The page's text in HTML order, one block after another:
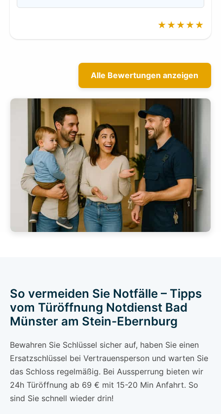
★★★★★
Alle Bewertungen anzeigen
So vermeiden Sie Notfälle – Tipps
vom Türöffnung Notdienst Bad
Münster am Stein-Ebernburg
Bewahren Sie Schlüssel sicher auf, haben Sie einen
Ersatzschlüssel bei Vertrauensperson und warten Sie
das Schloss regelmäßig. Bei Aussperrung bieten wir
24h Türöffnung ab 69 € mit 15-20 Min Anfahrt. So
sind Sie schnell wieder drin!